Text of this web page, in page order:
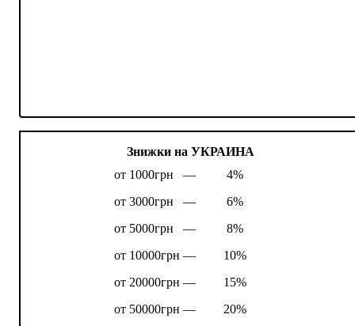
Знижки на УКРАИНА
от 1000грн —
4%
от 3000грн —
6%
от 5000грн —
8%
от 10000грн —
10%
от 20000грн —
15%
от 50000грн —
20%